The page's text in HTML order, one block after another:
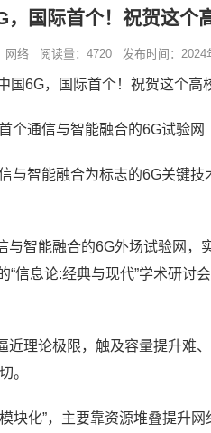
，国际首个！祝贺这个
网络 阅读量：4720 发布时间：2024
个通信与智能融合的6G试验网
与智能融合为标志的6G关键
与智能融合的6G外场试验网，
信息论:经典与现代”学术研讨
近理论极限，触及容量提升难
。
块化”，主要靠资源堆叠提升